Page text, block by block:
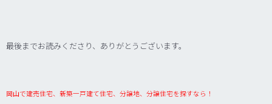
最後までお読みくださり、ありがとうございます。
岡山で建売住宅、新築一戸建て住宅、分譲地、分譲住宅を探すなら！